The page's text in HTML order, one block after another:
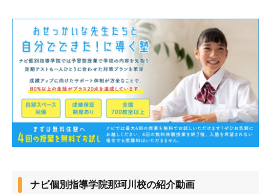
ナビ個別指導学院那珂川校の紹介動画